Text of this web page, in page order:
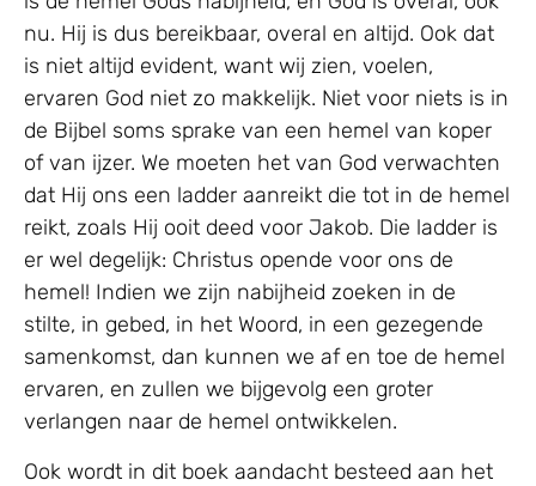
nu. Hij is dus bereikbaar, overal en altijd. Ook dat
is niet altijd evident, want wij zien, voelen,
ervaren God niet zo makkelijk. Niet voor niets is in
de Bijbel soms sprake van een hemel van koper
of van ijzer. We moeten het van God verwachten
dat Hij ons een ladder aanreikt die tot in de hemel
reikt, zoals Hij ooit deed voor Jakob. Die ladder is
er wel degelijk: Christus opende voor ons de
hemel! Indien we zijn nabijheid zoeken in de
stilte, in gebed, in het Woord, in een gezegende
samenkomst, dan kunnen we af en toe de hemel
ervaren, en zullen we bijgevolg een groter
verlangen naar de hemel ontwikkelen.
Ook wordt in dit boek aandacht besteed aan het